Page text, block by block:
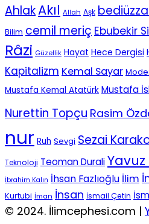
AhlakAkıl Allah Aşk
Bilim cemil meriç Ebubekir
Râzi Güzellik Hayat Hece Dergisi
Kapitalizm Kemal Sayar
Mustafa Kemal Atatürk Mustafa
Nurettin Topçu Rasim
nur Ruh Sevgi Sezai
Teknoloji Teoman Durali
İbrahim Kalın İhsan Fazlıoğlu İlim
Kurtubi İman İnsan İsmail Çetin
© 2024. İlimcephesi.com |